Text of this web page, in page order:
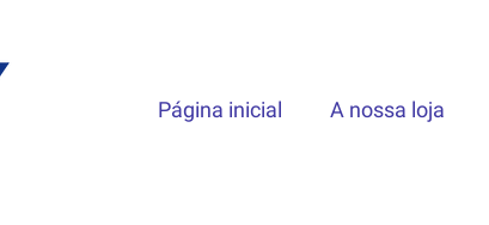
Página inicial A nossa loja